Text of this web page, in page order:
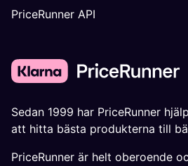
PriceRunner API
Sedan 1999 har PriceRunner
att hitta bästa produkterna till
PriceRunner är helt oberoende